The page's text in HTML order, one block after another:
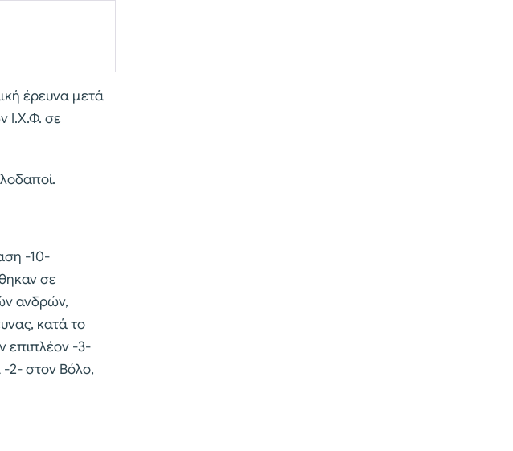
έρευνα μετά
Ι.Χ.Φ. σε
-10-
σε
ανδρών,
κατά το
επιπλέον -3-
-2- στον Βόλο,